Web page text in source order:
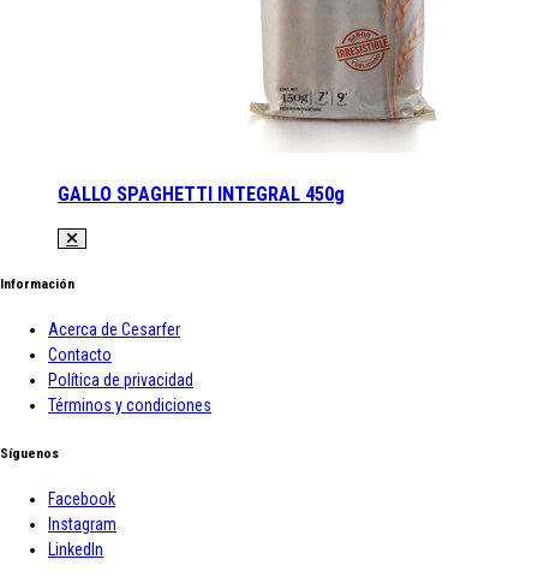
GALLO SPAGHETTI INTEGRAL 450g
Información
Acerca de Cesarfer
Contacto
Política de privacidad
Términos y condiciones
Síguenos
Facebook
Instagram
LinkedIn